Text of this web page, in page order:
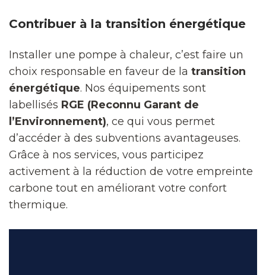
Contribuer à la transition énergétique
Installer une pompe à chaleur, c’est faire un
choix responsable en faveur de la transition
énergétique. Nos équipements sont
labellisés RGE (Reconnu Garant de
l’Environnement), ce qui vous permet
d’accéder à des subventions avantageuses.
Grâce à nos services, vous participez
activement à la réduction de votre empreinte
carbone tout en améliorant votre confort
thermique.